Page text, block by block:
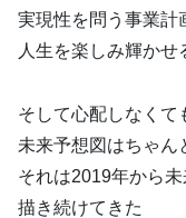
実現性を問う事業計
人生を楽しみ輝かせ
そして心配しなくて
未来予想図はちゃん
それは2019年から
描き続けてきた